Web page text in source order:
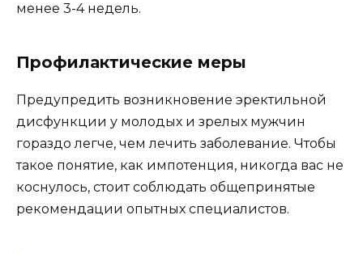
менее 3-4 недель.
Профилактические меры
Предупредить возникновение эректильной
дисфункции у молодых и зрелых мужчин
гораздо легче, чем лечить заболевание. Чтобы
такое понятие, как импотенция, никогда вас не
коснулось, стоит соблюдать общепринятые
рекомендации опытных специалистов.